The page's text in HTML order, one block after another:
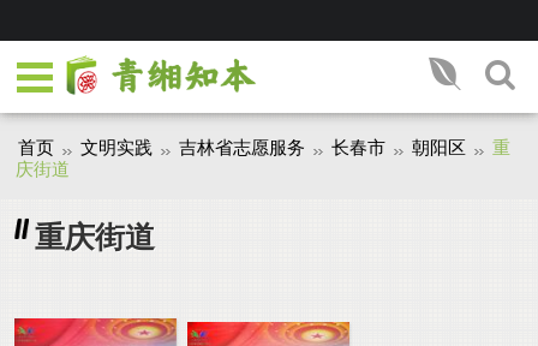
首页 文明实践 吉林省志愿服务 长春市 朝阳区
重
庆街道
重庆街道